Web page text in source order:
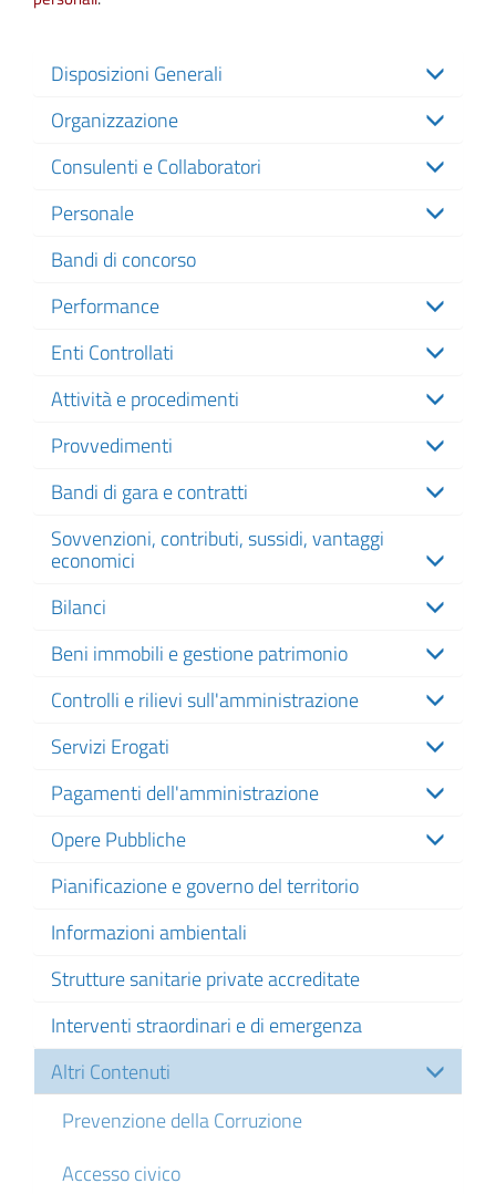
Disposizioni Generali
Organizzazione
Consulenti e Collaboratori
Personale
Bandi di concorso
Performance
Enti Controllati
Attività e procedimenti
Provvedimenti
Bandi di gara e contratti
Sovvenzioni, contributi, sussidi, vantaggi
economici
Bilanci
Beni immobili e gestione patrimonio
Controlli e rilievi sull'amministrazione
Servizi Erogati
Pagamenti dell'amministrazione
Opere Pubbliche
Pianificazione e governo del territorio
Informazioni ambientali
Strutture sanitarie private accreditate
Interventi straordinari e di emergenza
Altri Contenuti
Prevenzione della Corruzione
Accesso civico